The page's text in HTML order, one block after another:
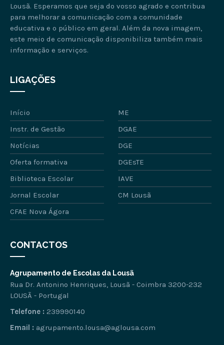
Lousã. Esperamos que seja do vosso agrado e contribua
para melhorar a comunicação com a comunidade
educativa e o público em geral. Além da nova imagem,
este meio de comunicação disponibiliza também mais
informação e serviços.
LIGAÇÕES
Início
ME
Instr. de Gestão
DGAE
Notícias
DGE
Oferta formativa
DGEsTE
Biblioteca Escolar
IAVE
Jornal Escolar
CM Lousã
CFAE Nova Ágora
CONTACTOS
Agrupamento de Escolas da Lousã
Rua Dr. Antonino Henriques, Lousã - Coimbra 3200-232
LOUSÃ - Portugal
Telefone : 239990140
Email : agrupamento.lousa@aglousa.com